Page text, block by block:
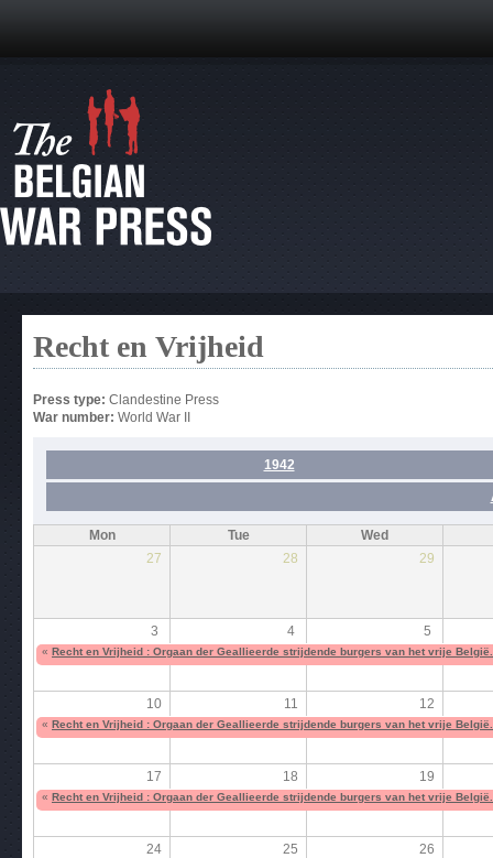
Recht en Vrijheid
Press type: Clandestine Press
War number: World War II
1942
Mon Tue
Wed
27
28 29
3 4 5
« Recht en Vrijheid : Orgaan der Geallieerde strijdende burgers van het vrije
10 11 12
« Recht en Vrijheid : Orgaan der Geallieerde strijdende burgers van het vrije
17 18 19
« Recht en Vrijheid : Orgaan der Geallieerde strijdende burgers van het vrije
24 25 26